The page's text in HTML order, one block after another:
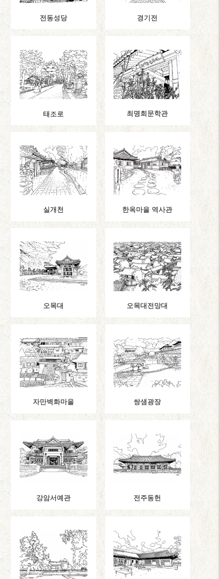
전동성당 경기전
태조로 최명희문학관
실개천 한옥마을 역사관
오목대 오목대전망대
자만벽화마을 쌍샘광장
강암서예관 전주동헌